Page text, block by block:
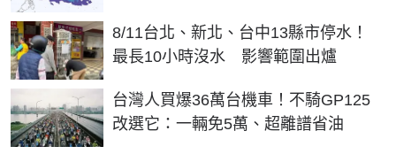
8/11台北、新北、台中13縣市停水！
最長10小時沒水 影響範圍出爐
台灣人買爆36萬台機車！不騎GP125
改選它：一輛免5萬、超離譜省油